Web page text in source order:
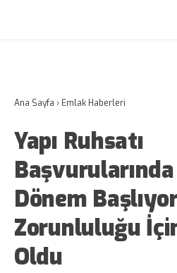
Ana Sayfa › Emlak Haberleri
Yapı Ruhsatı
Dönem
Zorunluluğu
Oldu